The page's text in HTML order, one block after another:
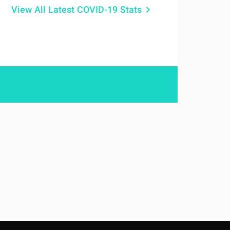
View All Latest COVID-19 Stats keyboard_arrow_right